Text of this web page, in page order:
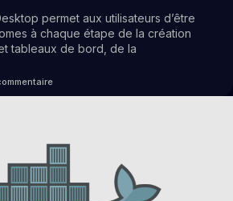
permet aux utilisateurs d’être
à chaque étape de la création
tableaux de bord, de la